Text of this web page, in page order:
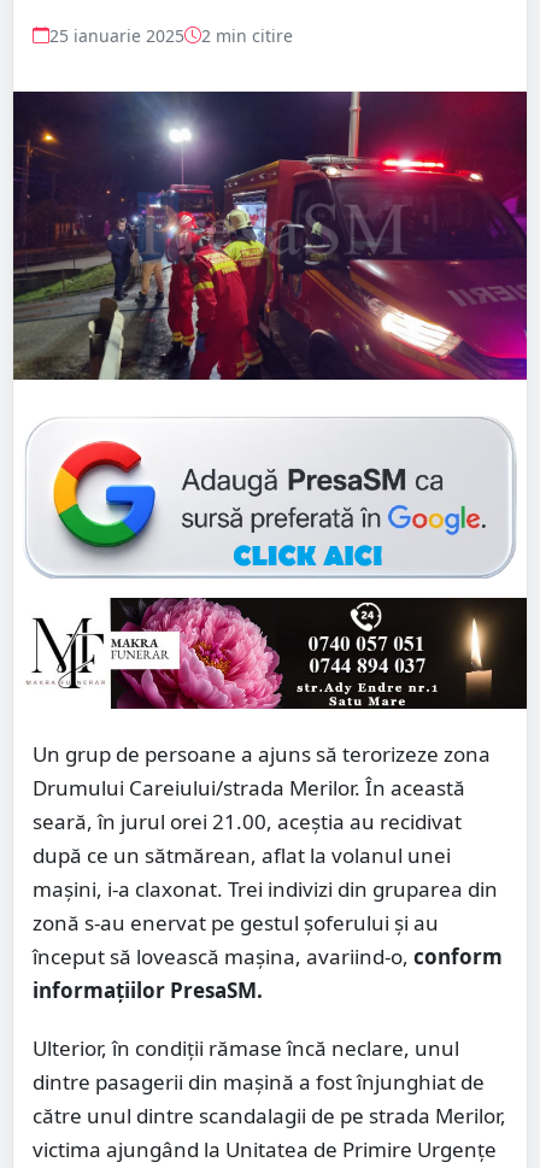
25 ianuarie 2025 2 min citire
Un grup de persoane a ajuns să terorizeze zona
Drumului Careiului/strada Merilor. În această
seară, în jurul orei 21.00, aceștia au recidivat
după ce un sătmărean, aflat la volanul unei
mașini, i-a claxonat. Trei indivizi din gruparea din
zonă s-au enervat pe gestul șoferului și au
început să lovească mașina, avariind-o, conform
informațiilor PresaSM.
Ulterior, în condiții rămase încă neclare, unul
dintre pasagerii din mașină a fost înjunghiat de
către unul dintre scandalagii de pe strada Merilor,
victima ajungând la Unitatea de Primire Urgențe